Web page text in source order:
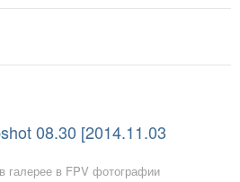
08.30 [2014.11.03
галерее в FPV фотографии